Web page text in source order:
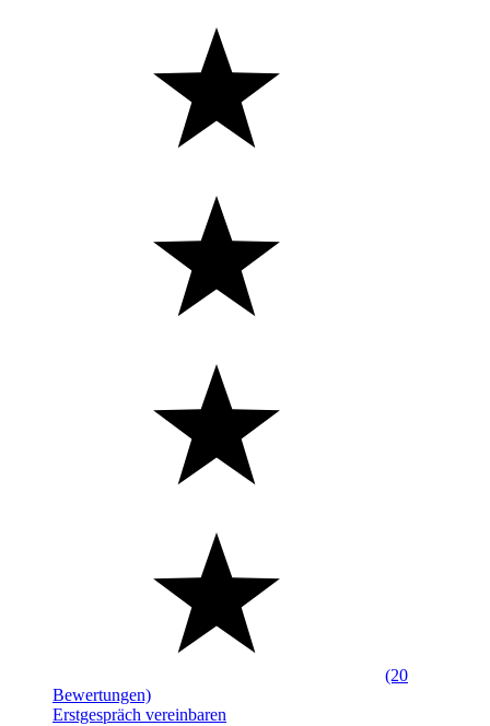
(20
Bewertungen)
Erstgespräch vereinbaren